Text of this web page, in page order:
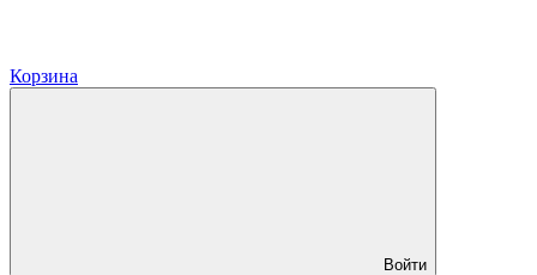
Корзина
Войти